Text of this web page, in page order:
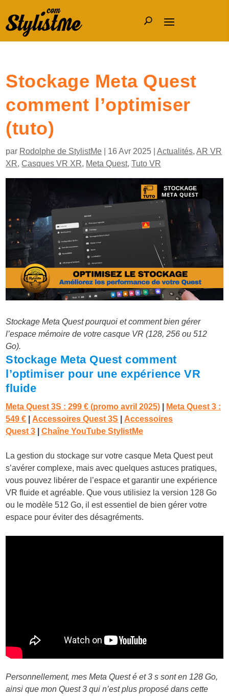
Stockage Meta Quest
comment l’optimiser
(tuto)
par Rodolphe de StylistMe 16 Avr 2025 |Actualités,AR VR
XR,Casques VR XR, Meta Quest,Tuto VR
Stockage Meta Quest pourquoi et comment bien gérer
l’espace mémoire de votre casque VR (128, 256 ou 512
Go).
Stockage Meta Quest comment
l’optimiser pour une expérience VR
fluide
Meta Quest 3S : 299 € (promo avril 2025)
Meta Quest 3 :
549 €
Accessoires Quest 3S
Accessoires
Quest 3 |Chaîne YouTube StylistMe
La gestion du stockage sur votre casque Meta Quest peut
s’avérer complexe, mais avec quelques astuces pratiques,
vous pouvez libérer de l’espace et garantir une expérience
VR fluide et agréable. Que vous utilisiez la version 128 Go
ou le modèle 512 Go, il est essentiel de bien gérer votre
espace pour éviter des désagréments.
Personnellement, mes Meta Quest é et 3 s sont en 128 Go,
ainsi que mon Quest 3 qui n’est plus proposé dans cette